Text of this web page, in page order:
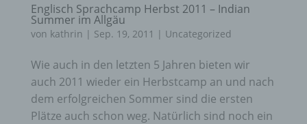
Englisch Sprachcamp Herbst 2011 – Indian
Summer im Allgäu
von kathrin | Sep. 19, 2011 | Uncategorized
Wie auch in den letzten 5 Jahren bieten wir
auch 2011 wieder ein Herbstcamp an und nach
dem erfolgreichen Sommer sind die ersten
Plätze auch schon weg. Natürlich sind noch ein